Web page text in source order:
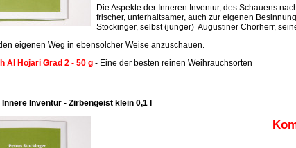
Die Aspekte der Inneren Inventur, des Schauens
frischer, unterhaltsamer, auch zur eigenen
Stockinger, selbst (junger) Augustiner Chorherr,
eigenen Weg in ebensolcher Weise anzuschauen.
Al Hojari Grad 2 - 50 g - Eine der besten reinen Weihrauchsorten
Inventur - Zirbengeist klein 0,1 l